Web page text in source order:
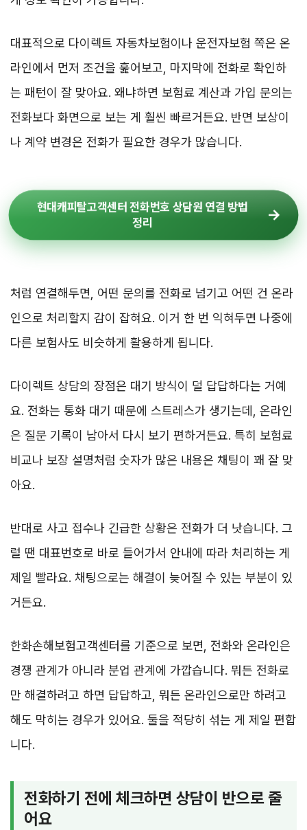
대표적으로 다이렉트 자동차보험이나 운전자보험 쪽은 온
라인에서 먼저 조건을 훑어보고, 마지막에 전화로 확인하
는 패턴이 잘 맞아요. 왜냐하면 보험료 계산과 가입 문의는
전화보다 화면으로 보는 게 훨씬 빠르거든요. 반면 보상이
나 계약 변경은 전화가 필요한 경우가 많습니다.
현대캐피탈고객센터 전화번호 상담원 연결 방법
정리
처럼 연결해두면, 어떤 문의를 전화로 넘기고 어떤 건 온라
인으로 처리할지 감이 잡혀요. 이거 한 번 익혀두면 나중에
다른 보험사도 비슷하게 활용하게 됩니다.
다이렉트 상담의 장점은 대기 방식이 덜 답답하다는 거예
요. 전화는 통화 대기 때문에 스트레스가 생기는데, 온라인
은 질문 기록이 남아서 다시 보기 편하거든요. 특히 보험료
비교나 보장 설명처럼 숫자가 많은 내용은 채팅이 꽤 잘 맞
아요.
반대로 사고 접수나 긴급한 상황은 전화가 더 낫습니다. 그
럴 땐 대표번호로 바로 들어가서 안내에 따라 처리하는 게
제일 빨라요. 채팅으로는 해결이 늦어질 수 있는 부분이 있
거든요.
한화손해보험고객센터를 기준으로 보면, 전화와 온라인은
경쟁 관계가 아니라 분업 관계에 가깝습니다. 뭐든 전화로
만 해결하려고 하면 답답하고, 뭐든 온라인으로만 하려고
해도 막히는 경우가 있어요. 둘을 적당히 섞는 게 제일 편합
니다.
전화하기 전에 체크하면 상담이 반으로 줄
어요